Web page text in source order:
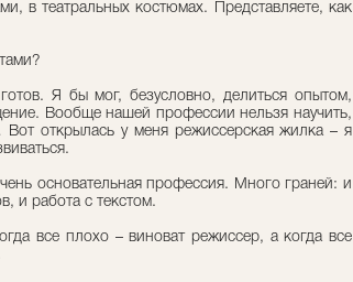
в театральных костюмах. Представляете, как
Я бы мог, безусловно, делиться опытом,
Вообще нашей профессии нельзя научить,
открылась у меня режиссерская жилка – я
основательная профессия. Много граней: и
и работа с текстом.
все плохо – виноват режиссер, а когда все